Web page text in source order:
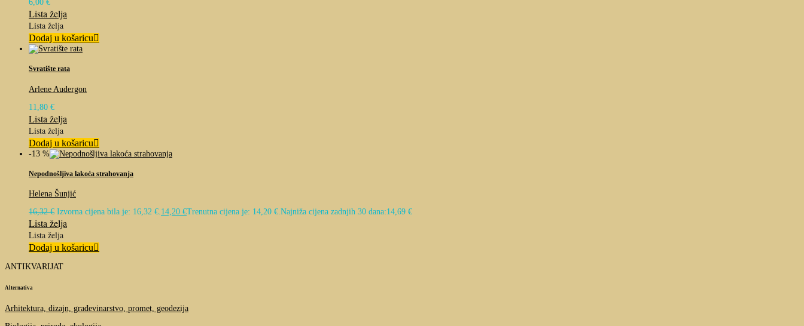
6,00 €
Lista želja
Lista želja
Dodaj u košaricu
Svratište rata
Arlene Audergon
11,80 €
Lista želja
Lista želja
Dodaj u košaricu
-13 %
Nepodnošljiva lakoća strahovanja
Helena Šunjić
16,32€ Izvorna cijena bila je: 16,32 €.14,20 €Trenutna cijena je: 14,20 €.Najniža cijena zadnjih 30 dana:14,69 €
Lista želja
Lista želja
Dodaj u košaricu
ANTIKVARIJAT
Alternativa
Arhitektura, dizajn, građevinarstvo, promet, geodezija